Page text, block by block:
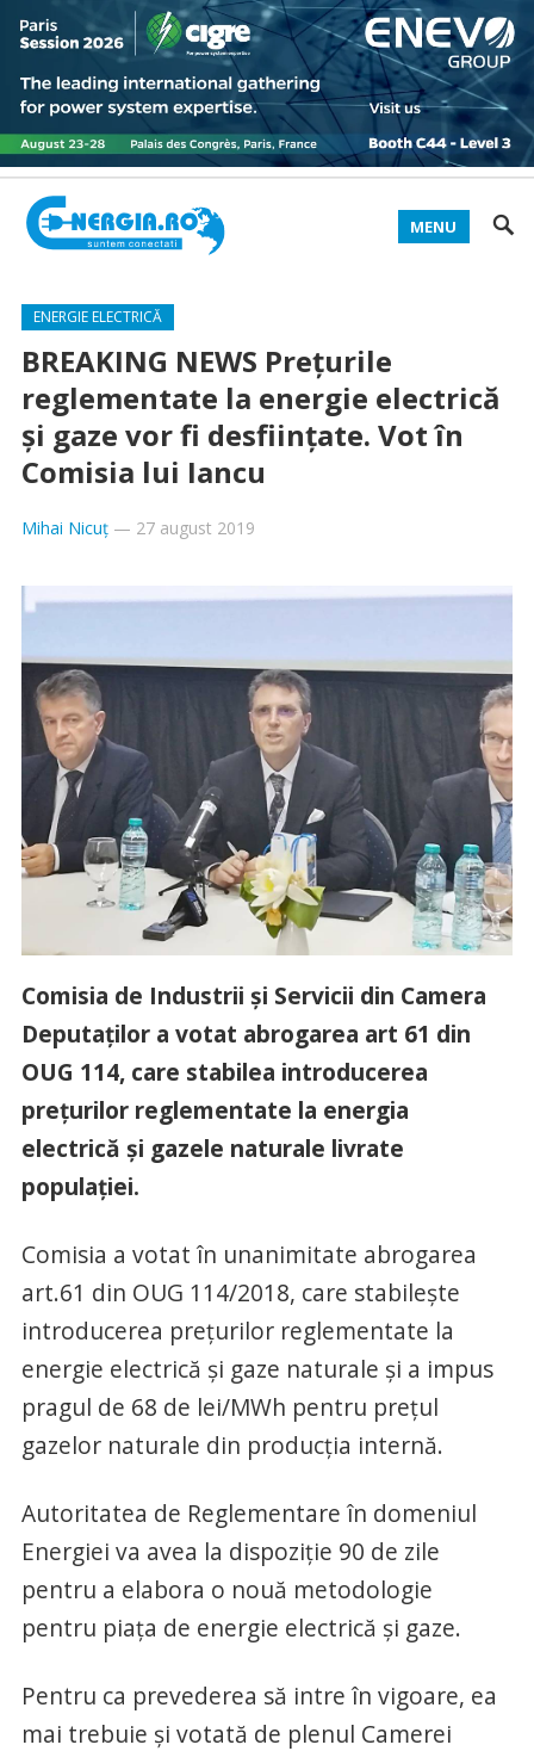
MENU
ENERGIE ELECTRICĂ
BREAKING NEWS Prețurile
reglementate la energie electrică
și gaze vor fi desființate. Vot în
Comisia lui Iancu
Mihai Nicuț— 27 august 2019
Comisia de Industrii și Servicii din Camera
Deputaților a votat abrogarea art 61 din
OUG 114, care stabilea introducerea
prețurilor reglementate la energia
electrică și gazele naturale livrate
populației.
Comisia a votat în unanimitate abrogarea
art.61 din OUG 114/2018, care stabilește
introducerea prețurilor reglementate la
energie electrică și gaze naturale și a impus
pragul de 68 de lei/MWh pentru prețul
gazelor naturale din producția internă.
Autoritatea de Reglementare în domeniul
Energiei va avea la dispoziție 90 de zile
pentru a elabora o nouă metodologie
pentru piața de energie electrică și gaze.
Pentru ca prevederea să intre în vigoare, ea
mai trebuie și votată de plenul Camerei